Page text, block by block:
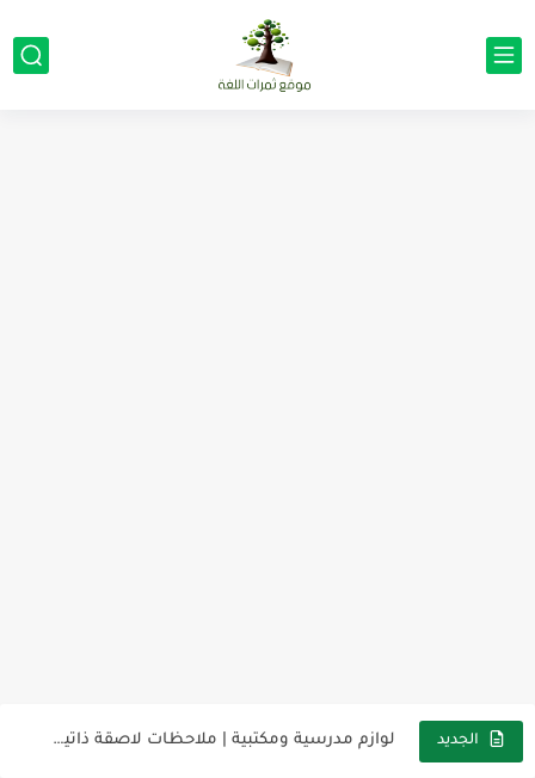
الجديد لوازم مدرسية ومكتبية | ملاحظات لاصقة ذاتية على شكل قلب...